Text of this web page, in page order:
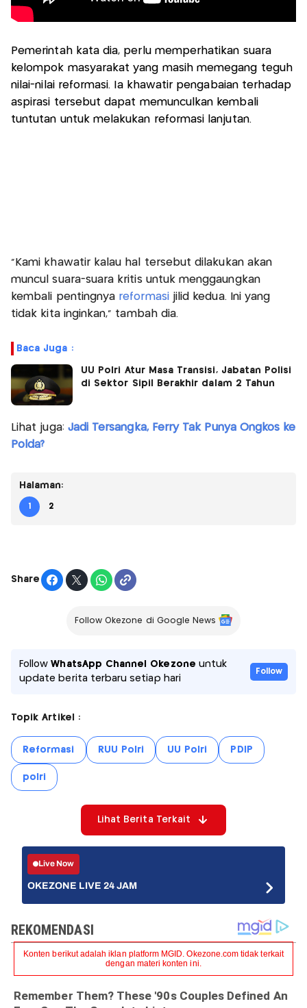
Pemerintah kata dia, perlu memperhatikan suara
kelompok masyarakat yang masih memegang teguh
nilai-nilai reformasi. Ia khawatir pengabaian terhadap
aspirasi tersebut dapat memunculkan kembali
tuntutan untuk melakukan reformasi lanjutan.
"Kami khawatir kalau hal tersebut dilakukan akan
muncul suara-suara kritis untuk menggaungkan
kembali pentingnya reformasijilid kedua. Ini yang
tidak kita inginkan," tambah dia.
Baca Juga :
UU Polri Atur Masa Transisi, Jabatan Polisi
di Sektor Sipil Berakhir dalam 2 Tahun
Lihat juga: Jadi Tersangka, Ferry Tak Punya Ongkos ke
Polda?
Halaman:
1 2
Share
Follow Okezone di Google News
FollowWhatsApp Channel Okezone untuk
update berita terbaru setiap hari
Follow
Topik Artikel :
Reformasi RUU Polri UU Polri PDIP
polri
Lihat Berita Terkait
Live Now
OKEZONE LIVE 24 JAM